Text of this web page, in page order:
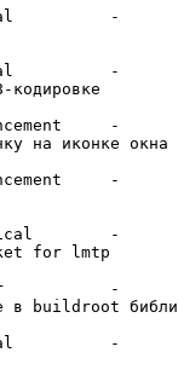
кодировке
на иконке окна
for lmtp
в buildroot